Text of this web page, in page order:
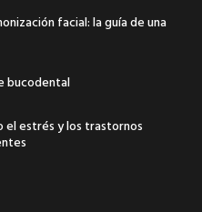
facial: la guía de una
bucodental
el estrés y los trastornos